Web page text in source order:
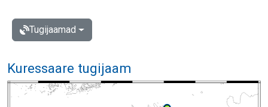
Tugijaamad
Kuressaare tugijaam